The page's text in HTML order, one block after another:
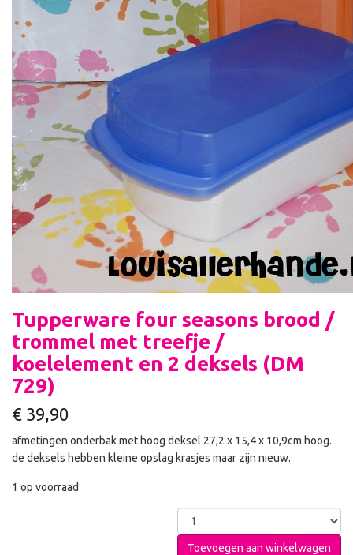
Tupperware four seasons brood /
trommel met treefje /
koelelement en 2 deksels (DM
729)
€ 39,90
afmetingen onderbak met hoog deksel 27,2 x 15,4 x 10,9cm hoog.
de deksels hebben kleine opslag krasjes maar zijn nieuw.
1 op voorraad
Toevoegen aan winkelwagen